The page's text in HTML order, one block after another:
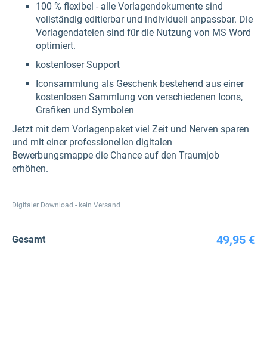
100 % flexibel - alle Vorlagendokumente sind
vollständig editierbar und individuell anpassbar. Die
Vorlagendateien sind für die Nutzung von MS Word
optimiert.
kostenloser Support
Iconsammlung als Geschenk bestehend aus einer
kostenlosen Sammlung von verschiedenen Icons,
Grafiken und Symbolen
Jetzt mit dem Vorlagenpaket viel Zeit und Nerven sparen
und mit einer professionellen digitalen
Bewerbungsmappe die Chance auf den Traumjob
erhöhen.
Digitaler Download - kein Versand
Gesamt 49,95 €